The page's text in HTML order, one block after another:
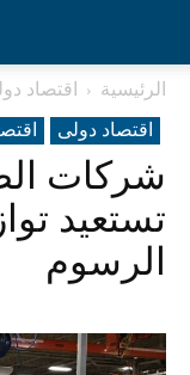
الرئيسية
اقتصاد
اقتصاد دولی
شركات
تستعيد
الرسوم